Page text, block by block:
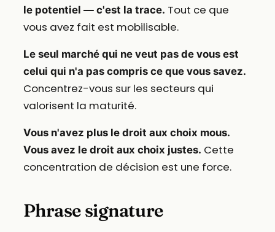
le potentiel — c'est la trace. Tout ce que
vous avez fait est mobilisable.
Le seul marché qui ne veut pas de vous est
celui qui n'a pas compris ce que vous savez.
Concentrez-vous sur les secteurs qui
valorisent la maturité.
Vous n'avez plus le droit aux choix mous.
Vous avez le droit aux choix justes. Cette
concentration de décision est une force.
Phrase signature